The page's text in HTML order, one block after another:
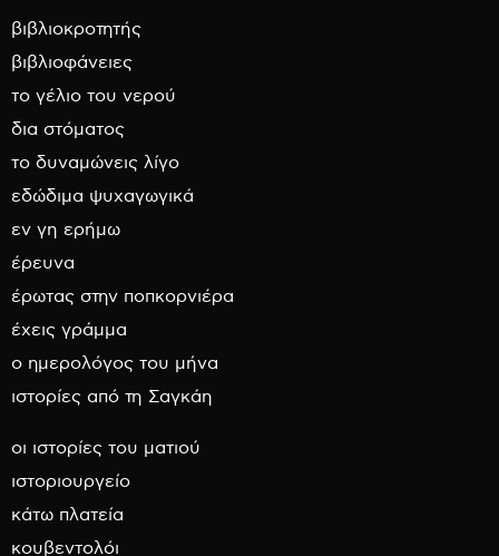
βιβλιοκροτητής
βιβλιοφάνειες
το γέλιο του νερού
δια στόματος
το δυναμώνεις λίγο
εδώδιμα ψυχαγωγικά
εν γη ερήμω
έρευνα
έρωτας στην ποπκορνιέρα
έχεις γράμμα
ο ημερολόγος του μήνα
ιστορίες από τη Σαγκάη
οι ιστορίες του ματιού
ιστοριουργείο
κάτω πλατεία
κουβεντολόι